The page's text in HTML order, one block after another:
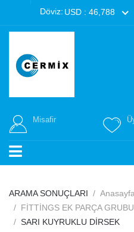
Döviz: USD : 46,788
Misafir
ARAMA SONUÇLARI
Anasayfa
FİTTİNGS EK PARÇA GRUBU
SARI KUYRUKLU DİRSEK